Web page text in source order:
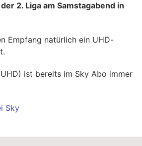
2. Liga am Samstagabend in
Empfang natürlich ein UHD-
ist bereits im Sky Abo immer
Sky